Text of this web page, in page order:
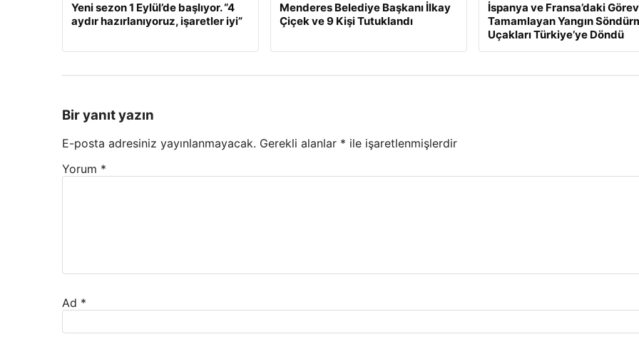
Yeni sezon 1 Eylül’de başlıyor. “4
aydır hazırlanıyoruz, işaretler iyi”
Menderes Belediye Başkanı İlkay
Çiçek ve 9 Kişi Tutuklandı
İspanya ve Fransa’daki
Tamamlayan Yangın
Uçakları Türkiye’ye Döndü
Bir yanıt yazın
E-posta adresiniz yayınlanmayacak. Gerekli alanlar * ile işaretlenmişlerdir
Yorum *
Ad *